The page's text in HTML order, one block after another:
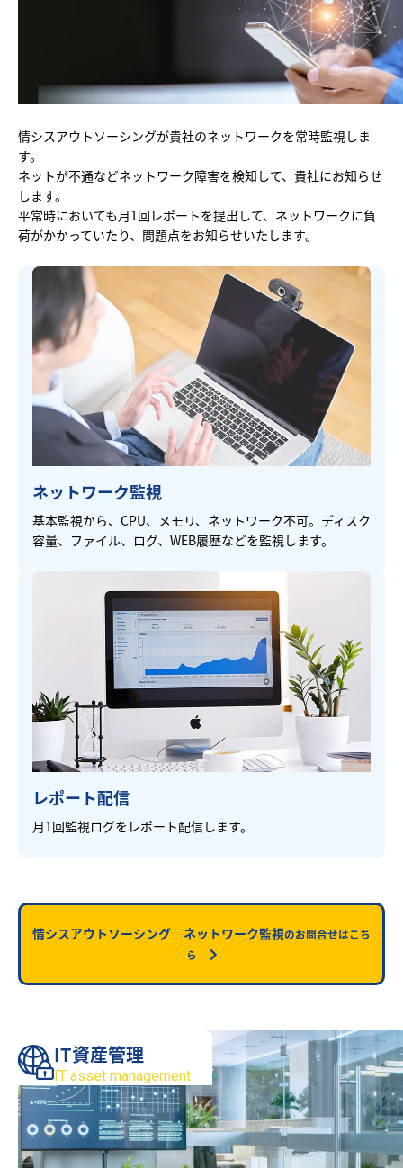
他社との違い
料金
導入の流れ
情シスアウトソーシングが貴社のネットワークを常時監視しま
す。
ネットが不通などネットワーク障害を検知して、貴社にお知らせ
します。
平常時においても月1回レポートを提出して、ネットワークに負
荷がかかっていたり、問題点をお知らせいたします。
ネットワーク監視
基本監視から、CPU、メモリ、ネットワーク不可。ディスク
容量、ファイル、ログ、WEB履歴などを監視します。
レポート配信
月1回監視ログをレポート配信します。
情シスアウトソーシング ネットワーク監視のお問合せはこち
ら
IT資産管理
IT asset management